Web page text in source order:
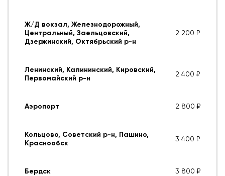
Ж/Д вокзал, Железнодорожный,
Центральный, Заельцовский,
Дзержинский, Октябрьский р-н
2 200 ₽
Ленинский, Калининский, Кировский,
Первомайский р-н
2 400 ₽
Аэропорт 2 800 ₽
Кольцово, Советский р-н, Пашино,
Краснообск
3 400 ₽
Бердск 3 800 ₽